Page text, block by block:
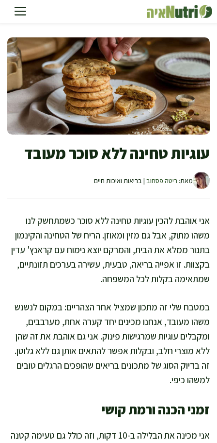
לדלג
לתוכן
עוגיות טחינה ללא סוכר מעובד
מאת: ריטה פסחוב | בריאות ואיכות חיים
אני אוהבת להכין עוגיות טחינה ללא סוכר כשמתחשק לנו
משהו מתוק, אבל גם מזין ומאוזן. הריח של הטחינה והקינמון
בתנור ממלא את הבית, והמרקם יוצא נימוח עם קראנץ' עדין
בקצוות. זו אפייה בריאה, טבעית, עשירה בערכים תזונתיים,
שמתאימה בקלות לכל המשפחה.
במטבח שלי זה מתכון שמציל אחר הצהריים: במקום לנשנש
משהו מעובד, אנחנו מכינים יחד קערה אחת, מערבבים,
ומקבלים עוגיות שמרגישות פינוק. אני גם אוהבת את זה שהן
ללא מוצרי חלב, ובקלות אפשר להתאים אותן גם ללא גלוטן.
זה בדיוק הסוג של מתכונים בריאים שהופכים הרגלים טובים
למשהו כיפי.
זמני הכנה ורמת קושי
אני מכינה את הבלילה ב-10 דקות, וזה כולל גם טעימה קטנה